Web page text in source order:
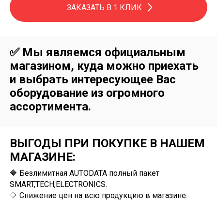
ЗАКАЗАТЬ В 1 КЛИК
✅️ Мы являемся официальным
магазином, куда можно приехать
и выбрать интересующее Вас
оборудование из огромного
ассортимента.
ВЫГОДЫ ПРИ ПОКУПКЕ В НАШЕМ
МАГАЗИНЕ:
🔷 Безлимитная AUTODATA полный пакет
SMART,TECH,ELECTRONICS.
🔷 Снижение цен на всю продукцию в магазине.